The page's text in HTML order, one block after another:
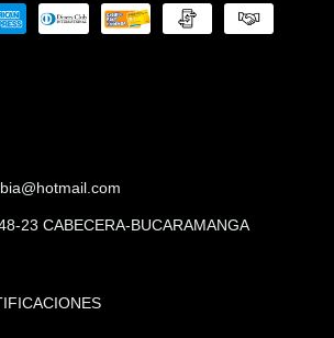
23 CABECERA-BUCARAMANGA